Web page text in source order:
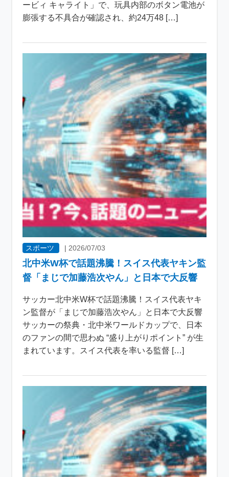
ービィ キャライト」で、玩具内部のボタン電池が
膨張する不具合が確認され、約24万48 […]
スポーツ | 2026/07/03
北中米W杯で話題沸騰！スイス代表ヤキン監
督「まじで加藤浩次やん」と日本で大反響
サッカー北中米W杯で話題沸騰！スイス代表ヤキ
ン監督が「まじで加藤浩次やん」と日本で大反響
サッカーの祭典・北中米ワールドカップで、日本
のファンの間で思わぬ “盛り上がりポイント” が生
まれています。スイス代表を率いる監督 […]